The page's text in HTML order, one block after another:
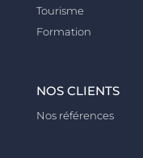
Tourisme
Formation
NOS CLIENTS
Nos références